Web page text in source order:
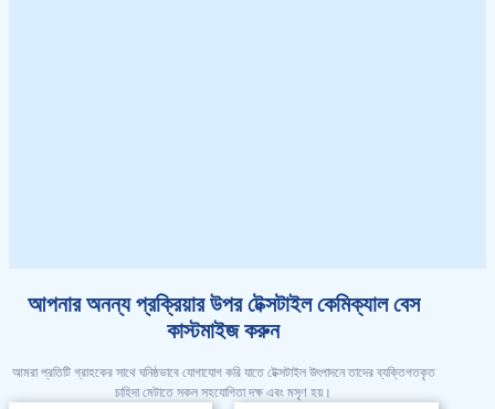
আপনার অনন্য প্রক্রিয়ার উপর টেক্সটাইল কেমিক্যাল বেস
কাস্টমাইজ করুন
আমরা প্রতিটি গ্রাহকের সাথে ঘনিষ্ঠভাবে যোগাযোগ করি যাতে টেক্সটাইল উৎপাদনে তাদের ব্যক্তিগতকৃত
চাহিদা মেটাতে সকল সহযোগিতা দক্ষ এবং মসৃণ হয়।